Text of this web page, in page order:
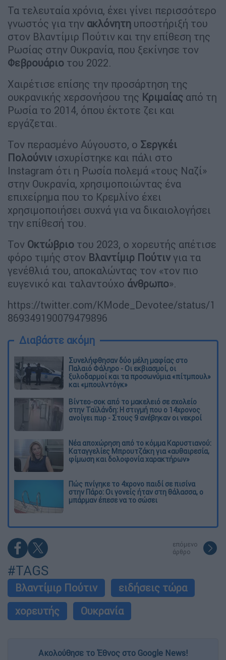
Τα τελευταία χρόνια, έχει γίνει περισσότερο
γνωστός για την ακλόνητη υποστήριξή του
στον Βλαντίμιρ Πούτιν και την επίθεση της
Ρωσίας στην Ουκρανία, που ξεκίνησε τον
Φεβρουάριο του 2022.
Χαιρέτισε επίσης την προσάρτηση της
ουκρανικής χερσονήσου της Κριμαίας από τη
Ρωσία το 2014, όπου έκτοτε ζει και
εργάζεται.
Τον περασμένο Αύγουστο, ο Σεργκέι
Πολούνιν ισχυρίστηκε και πάλι στο
Instagram ότι η Ρωσία πολεμά «τους Ναζί»
στην Ουκρανία, χρησιμοποιώντας ένα
επιχείρημα που το Κρεμλίνο έχει
χρησιμοποιήσει συχνά για να δικαιολογήσει
την επίθεσή του.
Τον Οκτώβριο του 2023, ο χορευτής απέτισε
φόρο τιμής στον Βλαντίμιρ Πούτιν για τα
γενέθλιά του, αποκαλώντας τον «τον πιο
ευγενικό και ταλαντούχο άνθρωπο».
https://twitter.com/KMode_Devotee/status/1
869349190079479896
Διαβάστε ακόμη
Συνελήφθησαν δύο μέλη μαφίας στο
Παλαιό Φάληρο - Οι εκβιασμοί, οι
ξυλοδαρμοί και τα προσωνύμια «πίτμπουλ»
και «μπουλντόγκ»
Βίντεο-σοκ από το μακελειό σε σχολείο
στην Ταϊλάνδη: Η στιγμή που ο 14χρονος
ανοίγει πυρ - Στους 9 ανέβηκαν οι νεκροί
Νέα αποχώρηση από το κόμμα Καρυστιανού:
Καταγγελίες Μπρουτζάκη για «αυθαιρεσία,
φίμωση και δολοφονία χαρακτήρων»
Πώς πνίγηκε το 4χρονο παιδί σε πισίνα
στην Πάρο: Οι γονείς ήταν στη θάλασσα, ο
μπάρμαν έπεσε να το σώσει
επόμενο
άρθρο
#TAGS
Βλαντίμιρ Πούτιν
ειδήσεις τώρα
χορευτής
Ουκρανία
Ακολούθησε το Έθνος στο Google News!